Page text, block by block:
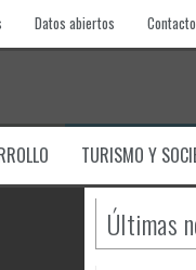
Datos abiertos Contacto
TURISMO Y
Últimas